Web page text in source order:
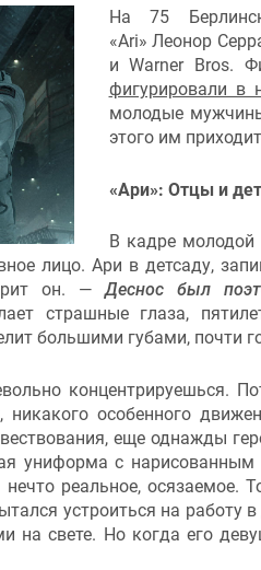
На 75
«Ari» Леонор
и Warner Bros.
фигурировали в
молодые
этого им
«Ари»: Отцы и
В кадре
лицо. Ари в детсаду,
он. —Деснос был
страшные глаза,
большими губами, почти
концентрируешься.
никакого особенного
еще однажды
униформа с
реальное, осязаемое.
устроиться на работу
свете. Но когда его